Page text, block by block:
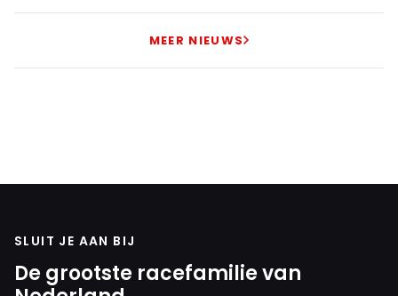
MEER NIEUWS
SLUIT JE AAN BIJ
De grootste racefamilie van